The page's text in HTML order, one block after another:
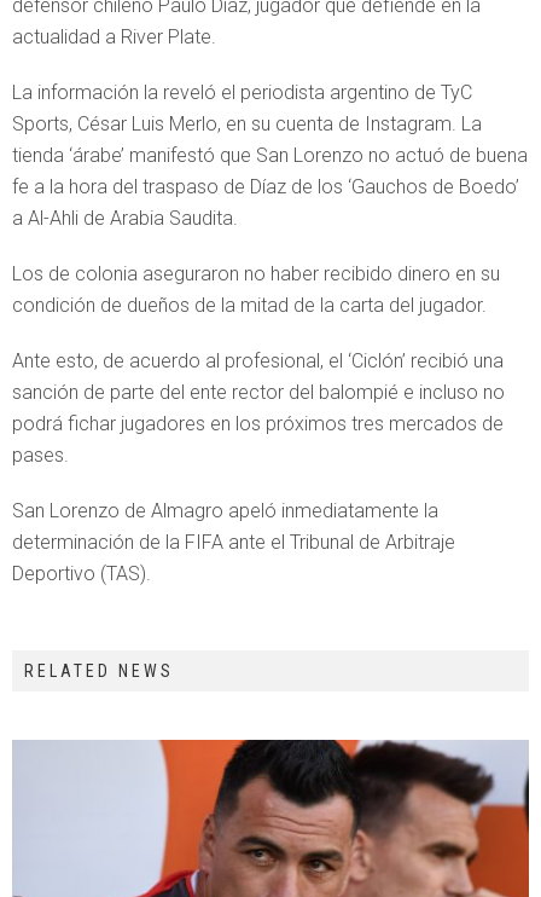
defensor chileno Paulo Díaz, jugador que defiende en la
actualidad a River Plate.
La información la reveló el periodista argentino de TyC
Sports, César Luis Merlo, en su cuenta de Instagram. La
tienda ‘árabe’ manifestó que San Lorenzo no actuó de buena
fe a la hora del traspaso de Díaz de los ‘Gauchos de Boedo’
a Al-Ahli de Arabia Saudita.
Los de colonia aseguraron no haber recibido dinero en su
condición de dueños de la mitad de la carta del jugador.
Ante esto, de acuerdo al profesional, el ‘Ciclón’ recibió una
sanción de parte del ente rector del balompié e incluso no
podrá fichar jugadores en los próximos tres mercados de
pases.
San Lorenzo de Almagro apeló inmediatamente la
determinación de la FIFA ante el Tribunal de Arbitraje
Deportivo (TAS).
RELATED NEWS